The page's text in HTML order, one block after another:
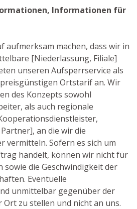
Informationen für
aufmerksam machen, dass wir in
[Niederlassung, Filiale]
unseren Aufsperrservice als
Ortstarif an. Wir
des Konzepts sowohl
als auch regionale
an die wir die
vermitteln. Sofern es sich um
handelt, können wir nicht für
sowie die Geschwindigkeit der
Eventuelle
unmittelbar gegenüber der
zu stellen und nicht an uns.